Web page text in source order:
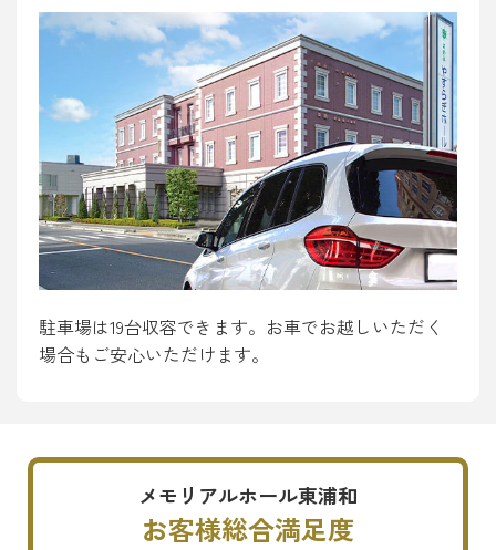
駐車場は19台収容できます。お車でお越しいただく
場合もご安心いただけます。
メモリアルホール東浦和
お客様総合満足度